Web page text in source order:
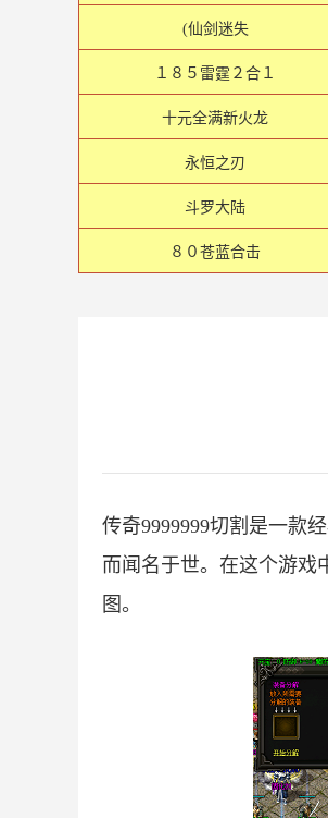
(仙剑迷失
１８５雷霆２合１
十元全满新火龙
永恒之刃
斗罗大陆
８０苍蓝合击
传奇9999999切割是一款
而闻名于世。在这个游戏
图。